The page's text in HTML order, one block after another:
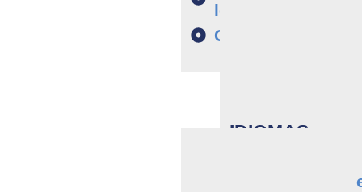
loja
Governanta
IDIOMAS
Inglês a1/a2